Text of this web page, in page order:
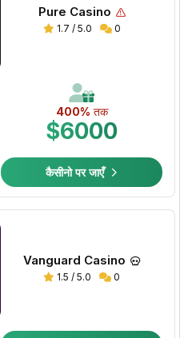
Pure Casino
1.7 / 5.0 0
400% तक
$6000
कैसीनो पर जाएँ
Vanguard Casino
1.5 / 5.0 0